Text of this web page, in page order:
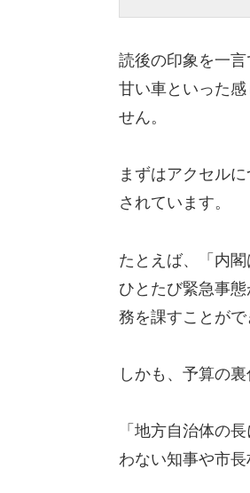
読後の印象を一言
甘い車といった感
せん。
まずはアクセル
されています。
たとえば、「 内
ひとたび緊急事態
務を課すことがで
しかも、予算の
「地方自治体の
わない知事や市長